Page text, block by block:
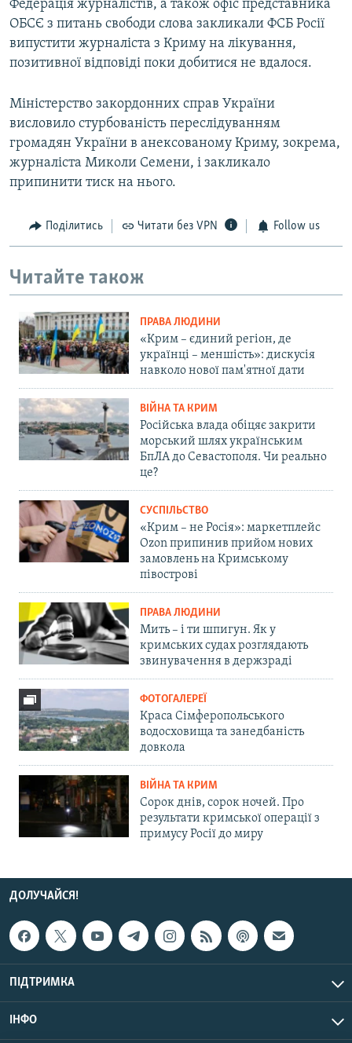
Федерація журналістів, а також офіс представника
ОБСЄ з питань свободи слова закликали ФСБ Росії
випустити журналіста з Криму на лікування,
позитивної відповіді поки добитися не вдалося.
Міністерство закордонних справ України
висловило стурбованість переслідуванням
громадян України в анексованому Криму, зокрема,
журналіста Миколи Семени, і закликало
припинити тиск на нього.
Поділитись Читати без VPN Follow us
Читайте також
ПРАВА ЛЮДИНИ
«Крим – єдиний регіон, де
українці – меншість»: дискусія
навколо нової пам'ятної дати
ВІЙНА ТА КРИМ
Російська влада обіцяє закрити
морський шлях українським
БпЛА до Севастополя. Чи реально
це?
СУСПІЛЬСТВО
«Крим – не Росія»: маркетплейс
Ozon припинив прийом нових
замовлень на Кримському
півострові
ПРАВА ЛЮДИНИ
Мить – і ти шпигун. Як у
кримських судах розглядають
звинувачення в держзраді
ФОТОГАЛЕРЕЇ
Краса Сімферопольського
водосховища та занедбаність
довкола
ВІЙНА ТА КРИМ
Сорок днів, сорок ночей. Про
результати кримської операції з
примусу Росії до миру
ДОЛУЧАЙСЯ!
ПІДТРИМКА
ІНФО